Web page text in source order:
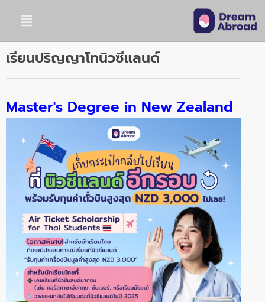
เรียนปริญญาโทนิวซีแลนด์
Master's Degree in New Zealand